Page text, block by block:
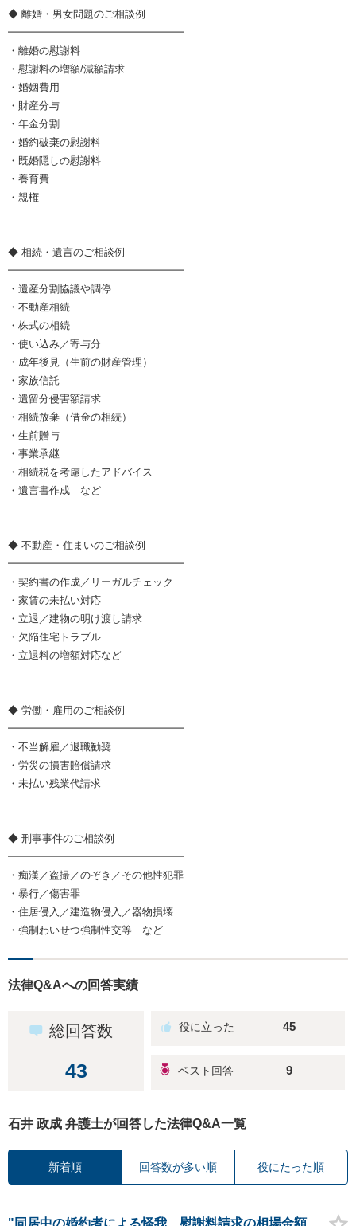
◆ 離婚・男女問題のご相談例
━━━━━━━━━━━━━━━━━
・離婚の慰謝料
・慰謝料の増額/減額請求
・婚姻費用
・財産分与
・年金分割
・婚約破棄の慰謝料
・既婚隠しの慰謝料
・養育費
・親権
◆ 相続・遺言のご相談例
━━━━━━━━━━━━━━━━━
・遺産分割協議や調停
・不動産相続
・株式の相続
・使い込み／寄与分
・成年後見（生前の財産管理）
・家族信託
・遺留分侵害額請求
・相続放棄（借金の相続）
・生前贈与
・事業承継
・相続税を考慮したアドバイス
・遺言書作成 など
◆ 不動産・住まいのご相談例
━━━━━━━━━━━━━━━━━
・契約書の作成／リーガルチェック
・家賃の未払い対応
・立退／建物の明け渡し請求
・欠陥住宅トラブル
・立退料の増額対応など
◆ 労働・雇用のご相談例
━━━━━━━━━━━━━━━━━
・不当解雇／退職勧奨
・労災の損害賠償請求
・未払い残業代請求
◆ 刑事事件のご相談例
━━━━━━━━━━━━━━━━━
・痴漢／盗撮／のぞき／その他性犯罪
・暴行／傷害罪
・住居侵入／建造物侵入／器物損壊
・強制わいせつ強制性交等 など
法律Q&Aへの回答実績
総回答数
43
45
9
石井 政成 弁護士が回答した法律Q&A一覧
新着順 回答数が多い順 役にたった順
"同居中の婚約者による怪我、慰謝料請求の相場金額